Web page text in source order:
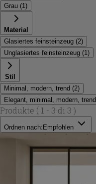
Grau (1 )
Material
Glasiertes feinsteinzeug (2)
Unglasiertes feinsteinzeug (1 )
Stil
Minimal, modern, trend (2)
Elegant, minimal, modern, trend
Produkte ( 1 - 3 di 3 )
Ordnen nach: Empfohlen